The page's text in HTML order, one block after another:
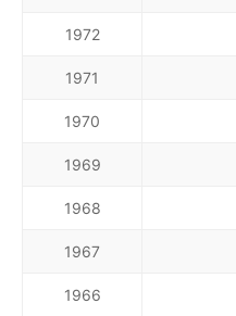
1972
1971
1970
1969
1968
1967
1966